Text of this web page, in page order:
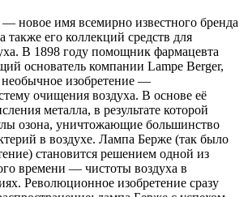
— новое имя всемирно известного бренда
также его коллекций средств для
В 1898 году помощник фармацевта
основатель компании Lampe Berger,
необычное изобретение —
очищения воздуха. В основе её
металла, в результате которой
озона, уничтожающие большинство
в воздухе. Лампа Берже (так было
становится решением одной из
времени — чистоты воздуха в
Революционное изобретение сразу